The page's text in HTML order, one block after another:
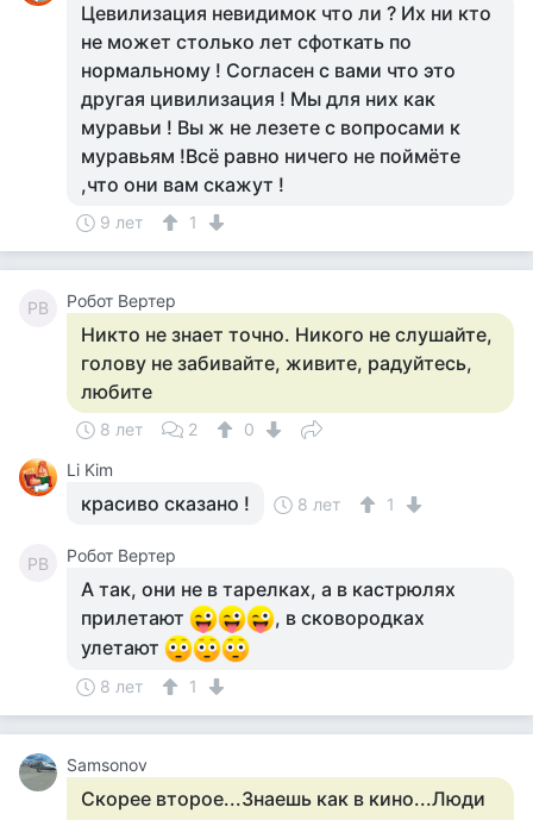
Цевилизация невидимок что ли ? Их ни кто
не может столько лет сфоткать по
нормальному ! Согласен с вами что это
другая цивилизация ! Мы для них как
муравьи ! Вы ж не лезете с вопросами к
муравьям !Всё равно ничего не поймёте
,что они вам скажут !
9 лет 1
РВ Робот Вертер
Никто не знает точно. Никого не слушайте,
голову не забивайте, живите, радуйтесь,
любите
8 лет 2
0
Li Kim
красиво сказано ! 8 лет 1
РВ Робот Вертер
А так, они не в тарелках, а в кастрюлях
прилетают
, в сковородках
улетают
8 лет 1
Samsonov
Скорее второе...Знаешь как в кино...Люди